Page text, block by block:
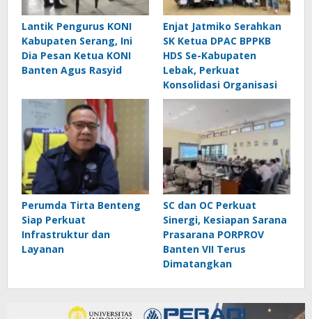
Lantik Pengurus KONI
Kabupaten Serang, Ini
Dia Pesan Ketua KONI
Banten Agus Rasyid
Enjat Jatmiko Serahkan
SK Ketua DPAC BPPKB
HDS Se-Kabupaten
Lebak, Perkuat
Konsolidasi Organisasi
Perumda Tirta Benteng
Siap Perkuat
Infrastruktur dan
Layanan
SC dan OC Perkuat
Sinergi, Kesiapan Sarana
Prasarana PORPROV
Banten VII Terus
Dimatangkan